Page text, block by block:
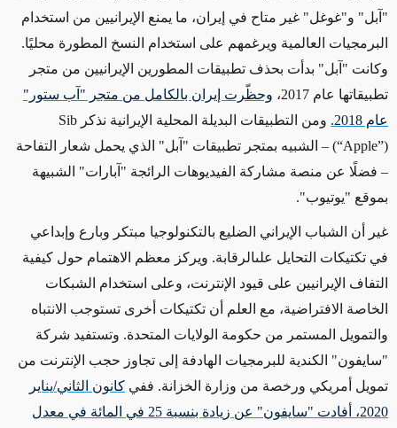
"آبل" و"غوغل" غير متاح في إيران، ما يمنع الإيرانيين من استخدام
البرمجيات العالمية ويرغمهم على استخدام النسخ المطورة محليًا.
وكانت "آبل" بدأت بحذف تطبيقات المطورين الإيرانيين من متجر
تطبيقاتها عام 2017،
وحظّرت إيران بالكامل من متجر "آب ستور"
عام 2018.
ومن التطبيقات البديلة المحلية الإيرانية نذكر Sib
(“Apple”) – الشبيه بمتجر تطبيقات "آبل" الذي يحمل شعار
التفاحة
– فضلًا عن منصة مشاركة الفيديوهات الرائجة "آبارات" الشبيهة
بموقع "يوتيوب".
غير أن الشباب الإيراني الضليع بالتكنولوجيا مبتكر وبارع وإبداعي
في تكتيكات التحايل علىالرقابة. ويركز معظم الاهتمام حول كيفية
التفاف الإيرانيين على قيود الإنترنت، وعلى استخدام الشبكات
الخاصة الافتراضية، مع العلم أن تكتيكات أخرى تستوجب الانتباه
والتمويل المستمر من حكومة الولايات المتحدة. وتستفيد شركة
"سايفون" الكندية للبرمجيات الهادفة إلى تجاوز حجب الإنترنت من
تمويل أمريكي ورخصة من وزارة الخزانة. ففي كانون الثاني/يناير
2020، أفادت "سايفون" عن زيادة بنسبة 25 في المائة في معدل